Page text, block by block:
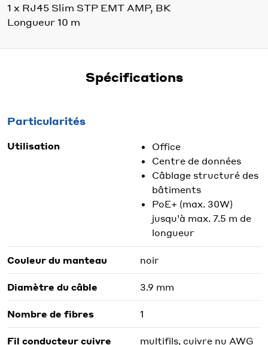
1 x RJ45 Slim STP EMT AMP, BK
Longueur 10 m
Spécifications
Particularités
Utilisation
Office
Centre de données
Câblage structuré des
bâtiments
PoE+ (max. 30W)
jusqu’à max. 7.5 m de
longueur
Couleur du manteau noir
Diamètre du câble 3.9 mm
Nombre de fibres 1
Fil conducteur cuivre
multifils, cuivre nu AWG